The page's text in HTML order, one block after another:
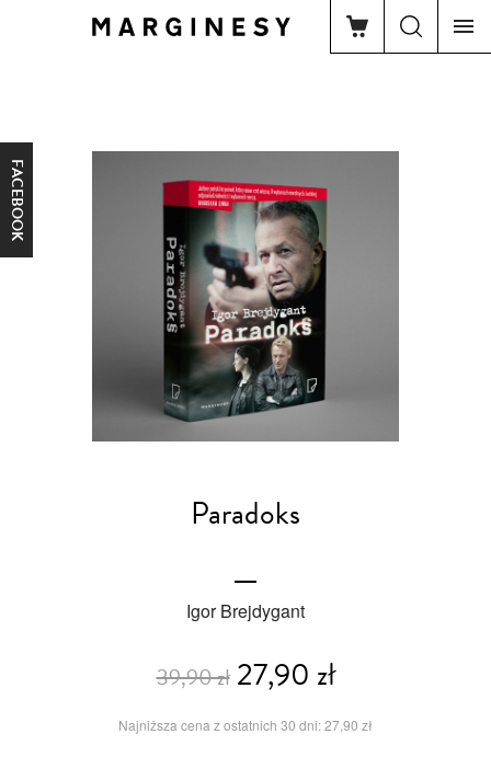
FACEBOOK
Paradoks
Igor Brejdygant
39,90 zł27,90 zł
Najniższa cena z ostatnich 30 dni: 27,90 zł